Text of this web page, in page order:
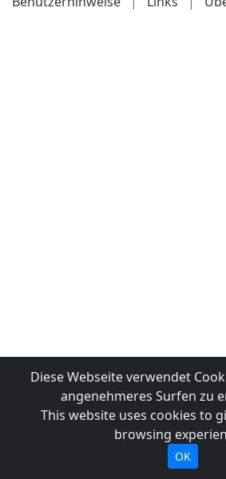
Diese Webseite verwendet
angenehmeres Surfen zu
This website uses cookies to
browsing
OK